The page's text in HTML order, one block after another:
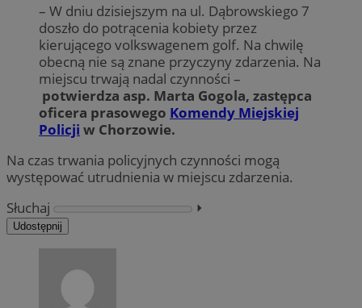
– W dniu dzisiejszym na ul. Dąbrowskiego 7
doszło do potrącenia kobiety przez
kierującego volkswagenem golf. Na chwilę
obecną nie są znane przyczyny zdarzenia. Na
miejscu trwają nadal czynności –
potwierdza asp. Marta Gogola, zastępca
oficera prasowego Komendy Miejskiej
Policji w Chorzowie.
Na czas trwania policyjnych czynności mogą
występować utrudnienia w miejscu zdarzenia.
Słuchaj
⏵︎
Udostępnij